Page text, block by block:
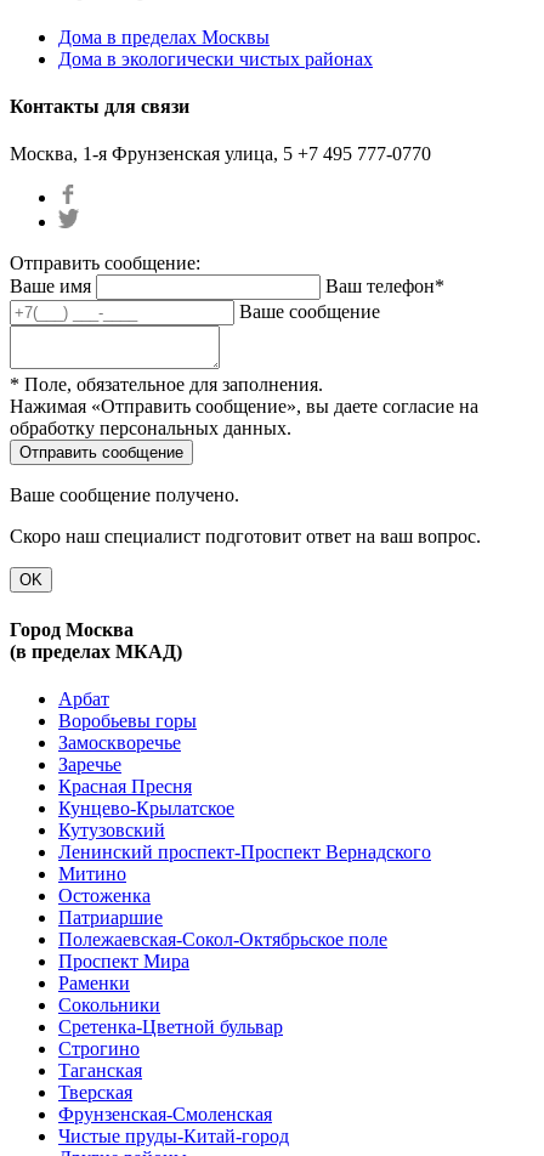
Дома в пределах Москвы
Дома в экологически чистых районах
Контакты для связи
Москва, 1-я Фрунзенская улица, 5 +7 495 777-0770
Отправить сообщение:
Ваше имя
Ваш телефон*
Ваше сообщение
* Поле, обязательное для заполнения.
Нажимая «Отправить сообщение», вы даете согласие на
обработку персональных данных.
Ваше сообщение получено.
Скоро наш специалист подготовит ответ на ваш вопрос.
OK
Город Москва
(в пределах МКАД)
Арбат
Воробьевы горы
Замоскворечье
Заречье
Красная Пресня
Кунцево-Крылатское
Кутузовский
Ленинский проспект-Проспект Вернадского
Митино
Остоженка
Патриаршие
Полежаевская-Сокол-Октябрьское поле
Проспект Мира
Раменки
Сокольники
Сретенка-Цветной бульвар
Строгино
Таганская
Тверская
Фрунзенская-Смоленская
Чистые пруды-Китай-город